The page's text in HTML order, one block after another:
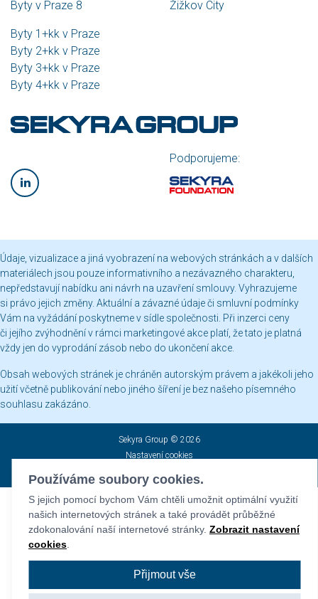
Žižkov City
Byty v Praze 8
Byty 1+kk v Praze
Byty 2+kk v Praze
Byty 3+kk v Praze
Byty 4+kk v Praze
Podporujeme:
Údaje, vizualizace a jiná vyobrazení na webových stránkách a v dalších
materiálech jsou pouze informativního a nezávazného charakteru,
nepředstavují nabídku ani návrh na uzavření smlouvy. Vyhrazujeme
si právo jejich změny. Aktuální a závazné údaje či smluvní podmínky
Vám na vyžádání poskytneme v sídle společnosti. Při inzerci ceny
či jejího zvýhodnění v rámci marketingové akce platí, že tato je platná
vždy jen do vyprodání zásob nebo do ukončení akce.
Obsah webových stránek je chráněn autorským právem a jakékoli jeho
užití včetně publikování nebo jiného šíření je bez našeho písemného
souhlasu zakázáno.
Sekyra Group © 2026
Nastavení cookies
Používáme soubory cookies.
S jejich pomocí bychom Vám chtěli umožnit optimální využití
našich internetových stránek a také provádět průběžné
zdokonalování naší internetové stránky. Zobrazit nastavení
cookies.
Přijmout vše